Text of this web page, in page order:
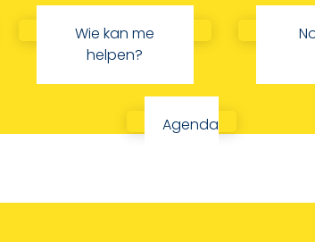
Wie kan me
helpen?
Agenda